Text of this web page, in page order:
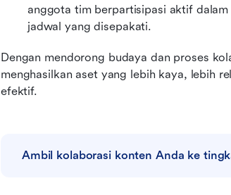
anggota tim berpartisipasi aktif
jadwal yang disepakati.
Dengan mendorong budaya dan proses
menghasilkan aset yang lebih kaya, lebih
efektif.
Ambil kolaborasi konten Anda ke